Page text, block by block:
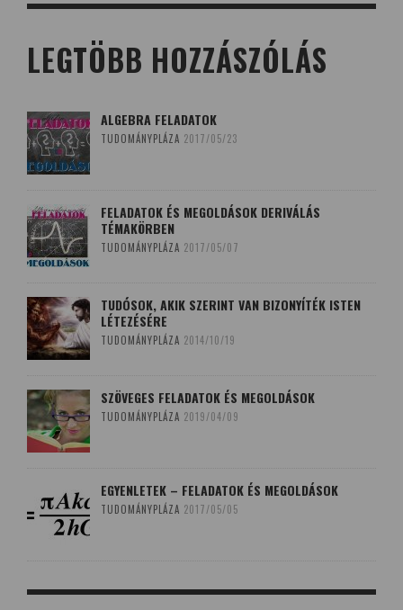
LEGTÖBB HOZZÁSZÓLÁS
ALGEBRA FELADATOK
TUDOMÁNYPLÁZA 2017/05/23
FELADATOK ÉS MEGOLDÁSOK DERIVÁLÁS
TÉMAKÖRBEN
TUDOMÁNYPLÁZA 2017/05/07
TUDÓSOK, AKIK SZERINT VAN BIZONYÍTÉK ISTEN
LÉTEZÉSÉRE
TUDOMÁNYPLÁZA 2014/10/19
SZÖVEGES FELADATOK ÉS MEGOLDÁSOK
TUDOMÁNYPLÁZA 2019/04/09
EGYENLETEK – FELADATOK ÉS MEGOLDÁSOK
TUDOMÁNYPLÁZA 2017/05/05